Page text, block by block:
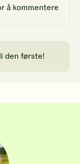
å kommentere
den første!